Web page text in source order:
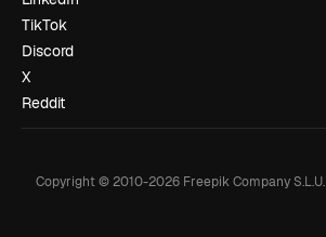
TikTok
Discord
X
Reddit
Copyright © 2010-2026Freepik Company S.L.U.